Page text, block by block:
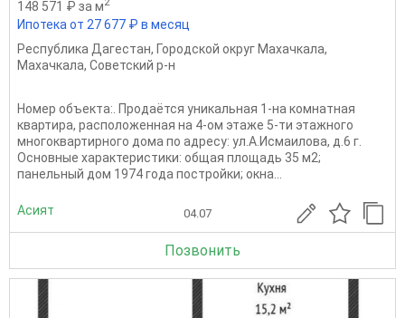
148 571 ₽ за м
Ипотека от 27 677 ₽ в месяц
Республика Дагестан, Городской округ Махачкала,
Махачкала, Советский р-н
Номер объекта:. Продаётся уникальная 1-на комнатная
квартира, расположенная на 4-ом этаже 5-ти этажного
многоквартирного дома по адресу: ул.А.Исмаилова, д.6 г.
Основные характеристики: общая площадь 35 м2;
панельный дом 1974 года постройки; окна...
Асият 04.07
Позвонить